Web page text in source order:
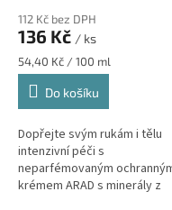
112 Kč bez DPH
136 Kč / ks
Měrná
cena:
54,40 Kč / 100 ml
Do košíku
Dopřejte svým rukám i tělu
intenzivní péči s
neparfémovaným
krémem ARAD s minerály z